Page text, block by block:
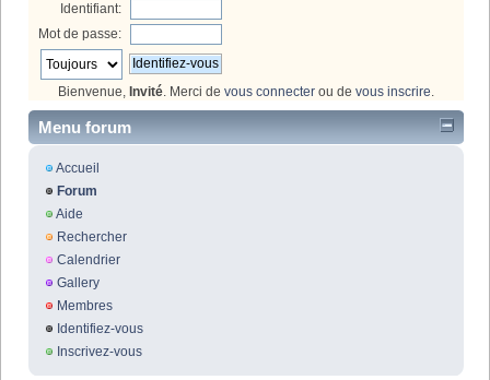
Identifiant:
Mot de passe:
Bienvenue, Invité. Merci de vous connecter ou de vous inscrire.
Menu forum
Accueil
Forum
Aide
Rechercher
Calendrier
Gallery
Membres
Identifiez-vous
Inscrivez-vous